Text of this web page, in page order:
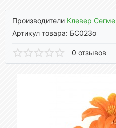
Производители Клевер
Артикул товара: БС023о
0 отзывов